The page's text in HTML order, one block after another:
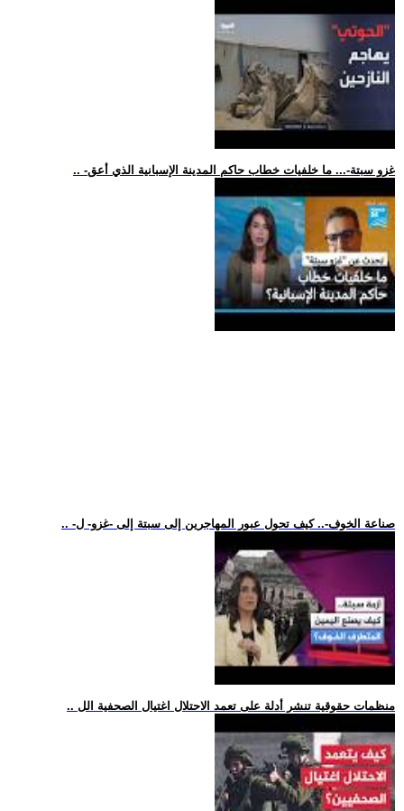
.. -غزو سبتة-... ما خلفيات خطاب حاكم المدينة الإسبانية الذي أعق
.. -صناعة الخوف-.. كيف تحول عبور المهاجرين إلى سبتة إلى -غزو- ل
.. منظمات حقوقية تنشر أدلة على تعمد الاحتلال اغتيال الصحفية الل